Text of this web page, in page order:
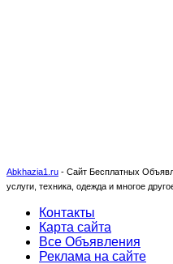
Abkhazia1.ru - Сайт Бесплатных
услуги, техника, одежда и многое
Контакты
Карта сайта
Все Объявления
Реклама на сайте